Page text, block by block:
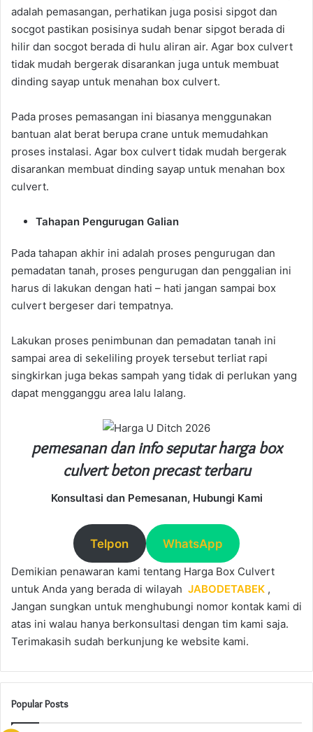
adalah pemasangan, perhatikan juga posisi sipgot dan
socgot pastikan posisinya sudah benar sipgot berada di
hilir dan socgot berada di hulu aliran air. Agar box culvert
tidak mudah bergerak disarankan juga untuk membuat
dinding sayap untuk menahan box culvert.
Pada proses pemasangan ini biasanya menggunakan
bantuan alat berat berupa crane untuk memudahkan
proses instalasi. Agar box culvert tidak mudah bergerak
disarankan membuat dinding sayap untuk menahan box
culvert.
Tahapan Pengurugan Galian
Pada tahapan akhir ini adalah proses pengurugan dan
pemadatan tanah, proses pengurugan dan penggalian ini
harus di lakukan dengan hati – hati jangan sampai box
culvert bergeser dari tempatnya.
Lakukan proses penimbunan dan pemadatan tanah ini
sampai area di sekeliling proyek tersebut terliat rapi
singkirkan juga bekas sampah yang tidak di perlukan yang
dapat mengganggu area lalu lalang.
pemesanan dan info seputar harga box
culvert beton precast terbaru
Konsultasi dan Pemesanan, Hubungi Kami
Telpon WhatsApp
Demikian penawaran kami tentang Harga Box Culvert
untuk Anda yang berada di wilayah JABODETABEK ,
Jangan sungkan untuk menghubungi nomor kontak kami di
atas ini walau hanya berkonsultasi dengan tim kami saja.
Terimakasih sudah berkunjung ke website kami.
Popular Posts